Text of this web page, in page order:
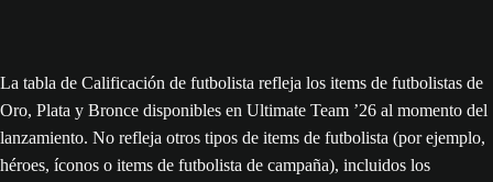
La tabla de Calificación de futbolista refleja los items de futbolistas de
Oro, Plata y Bronce disponibles en Ultimate Team ’26 al momento del
lanzamiento. No refleja otros tipos de items de futbolista (por ejemplo,
héroes, íconos o items de futbolista de campaña), incluidos los